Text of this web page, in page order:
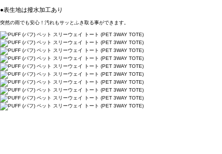
●表生地は撥水加工あり
突然の雨でも安心！汚れもサッとふき取る事ができます。